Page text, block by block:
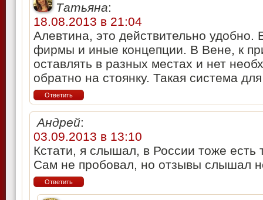
Татьяна:
18.08.2013 в 21:04
Алевтина, это действительно удобно.
фирмы и иные концепции. В Вене, к
оставлять в разных местах и нет
обратно на стоянку. Такая система
Ответить
Андрей:
03.09.2013 в 13:10
Кстати, я слышал, в России тоже есть
Сам не пробовал, но отзывы слышал
Ответить